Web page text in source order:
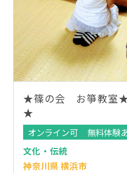
★篠の会 お箏教室★
★
オンライン可
無料体験
文化・伝統
神奈川県 横浜市